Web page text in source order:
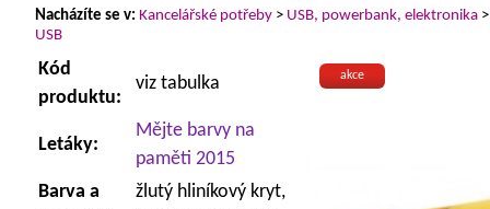
Nacházíte se v: Kancelářské potřeby > USB, powerbank, elektronika
USB
akce
Kód
produktu:
viz tabulka
Letáky:
Mějte barvy na
paměti 2015
Barva a
žlutý hliníkový kryt,